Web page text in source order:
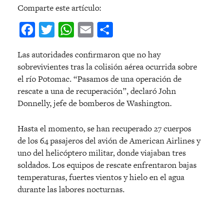
Comparte este artículo:
Facebook
Twitter
WhatsApp
Email
Las autoridades confirmaron que no hay
sobrevivientes tras la colisión aérea ocurrida sobre
el río Potomac. “Pasamos de una operación de
rescate a una de recuperación”, declaró John
Donnelly, jefe de bomberos de Washington.
Hasta el momento, se han recuperado 27 cuerpos
de los 64 pasajeros del avión de American Airlines y
uno del helicóptero militar, donde viajaban tres
soldados. Los equipos de rescate enfrentaron bajas
temperaturas, fuertes vientos y hielo en el agua
durante las labores nocturnas.